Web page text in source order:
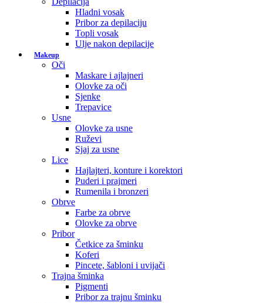
Hladni vosak
Pribor za depilaciju
Topli vosak
Ulje nakon depilacije
Makeup
Oči
Maskare i ajlajneri
Olovke za oči
Sjenke
Trepavice
Usne
Olovke za usne
Ruževi
Sjaj za usne
Lice
Hajlajteri, konture i korektori
Puderi i prajmeri
Rumenila i bronzeri
Obrve
Farbe za obrve
Olovke za obrve
Pribor
Četkice za šminku
Koferi
Pincete, šabloni i uvijači
Trajna šminka
Pigmenti
Pribor za trajnu šminku